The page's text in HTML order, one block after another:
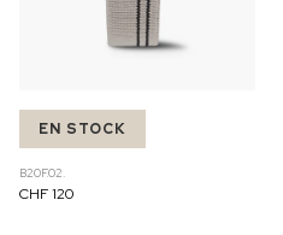
EN STOCK
B20F.02.
CHF 120